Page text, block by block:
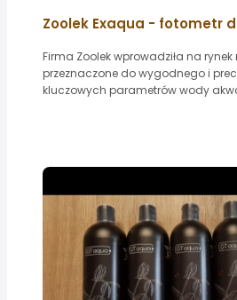
Zoolek Exaqua - fotometr
Firma Zoolek wprowadziła na
przeznaczone do wygodnego i
kluczowych parametrów wody